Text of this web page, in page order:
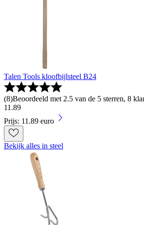
Talen Tools kloofbijlsteel B24
(8)Beoordeeld met 2.5 van de 5 sterren, 8
11.89
Prijs: 11.89 euro
Bekijk alles in steel